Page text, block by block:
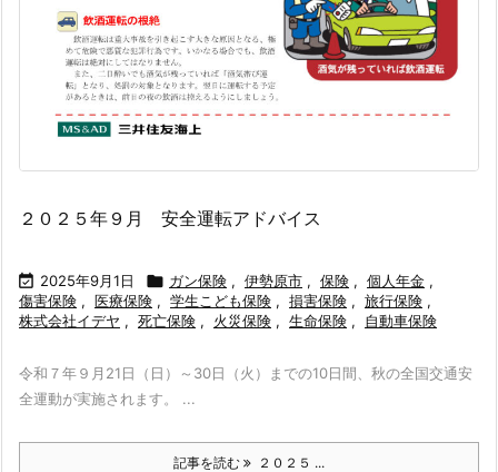
２０２５年９月 安全運転アドバイス
 2025年9月1日  ガン保険 , 伊勢原市 , 保険 , 個人年金 ,
傷害保険 , 医療保険 , 学生こども保険 , 損害保険 , 旅行保険 ,
株式会社イデヤ , 死亡保険 , 火災保険 , 生命保険 , 自動車保険
令和７年９月21日（日）～30日（火）までの10日間、秋の全国交通安
全運動が実施されます。 ...
記事を読む ２０２５ ...